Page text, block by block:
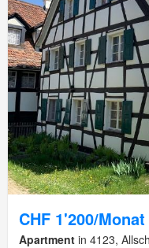
CHF 1'200/Monat
Apartment in 4123,